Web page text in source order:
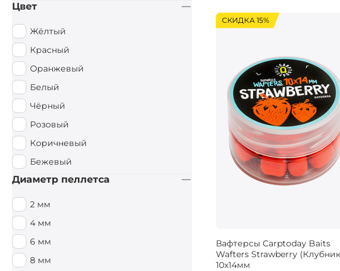
СКИДКА 15%
Вафтерсы Carptoday Baits
Wafters Strawberry
10х14мм
Мульти Фиш
Мульти Фрукт
Мясной
Орех
Острые Специи
Осьминог
Палтус
Перец чили
Пряный
Рыбный
Цвет
Жёлтый
Красный
Оранжевый
Белый
Чёрный
Розовый
Коричневый
Бежевый
Диаметр пеллетса
2 мм
4 мм
6 мм
8 мм